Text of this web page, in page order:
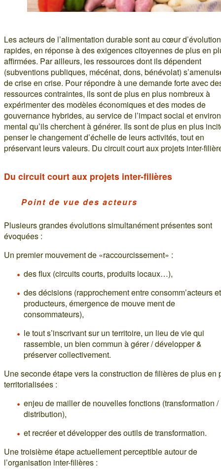
Les acteurs de l’alimentation durable sont au cœur
rapides, en réponse à des exigences citoyennes de plus en
affirmées. Par ailleurs, les ressources dont ils dépendent
(subventions publiques, mécénat, dons, bénévolat)
de crise en crise. Pour répondre à une demande forte avec
ressources contraintes, ils sont de plus en plus nombreux à
expérimenter des modèles économiques et des modes de
gouvernance hybrides, au service de l’impact social et
mental qu’ils cherchent à générer. Ils sont de plus en plus
penser le changement d’échelle de leurs activités, tout en
préservant leurs valeurs. Du circuit court aux projets inter-
Du circuit court aux projets inter-filières
Point de vue des acteurs
Plusieurs grandes évolutions simultanément présentes sont
évoquées :
Un premier mouvement de «raccourcissement» :
des flux (circuits courts, produits locaux…),
des décisions (rapprochement entre consomm’acteurs et
producteurs, émergence de mouve ment de
consommateurs),
le tout s’inscrivant sur un territoire, un lieu de vie qui
rassemble, un bien commun à gérer / développer &
préserver collectivement.
Une seconde étape vers la construction de filières de plus en
territorialisées :
enjeu de mailler de nouvelles fonctions (transformation /
distribution),
et recréer et développer des outils de transformation.
Une troisième étape actuellement perceptible autour de
l’organisation inter-filières :